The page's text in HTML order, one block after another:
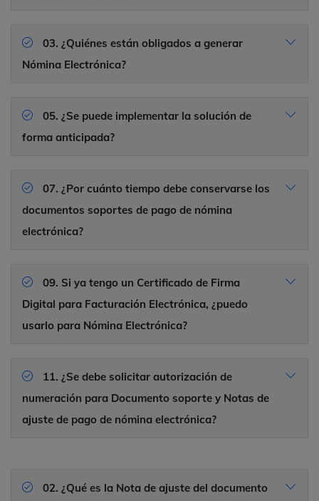
03. ¿Quiénes están obligados a generar
Nómina Electrónica?
05. ¿Se puede implementar la solución de
forma anticipada?
07. ¿Por cuánto tiempo debe conservarse los
documentos soportes de pago de nómina
electrónica?
09. Si ya tengo un Certificado de Firma
Digital para Facturación Electrónica, ¿puedo
usarlo para Nómina Electrónica?
11. ¿Se debe solicitar autorización de
numeración para Documento soporte y Notas de
ajuste de pago de nómina electrónica?
02. ¿Qué es la Nota de ajuste del documento